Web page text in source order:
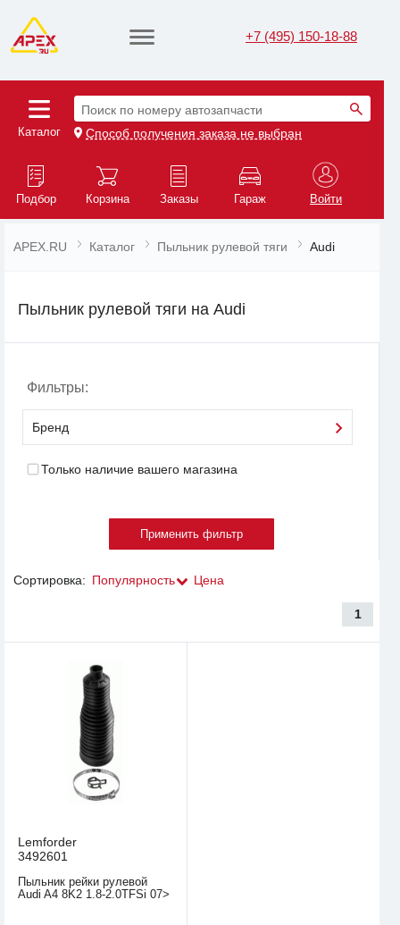
+7 (495) 150-18-88
Каталог
Поиск по номеру автозапчасти
Способ получения заказа не выбран
Подбор Корзина Заказы Гараж Войти
APEX.RU Каталог Пыльник рулевой тяги Audi
Пыльник рулевой тяги на Audi
Фильтры:
Бренд
Только наличие вашего магазина
Сортировка: Популярность Цена
1
Lemforder
3492601
Пыльник рейки рулевой
Audi A4 8K2 1.8-2.0TFSi 07>